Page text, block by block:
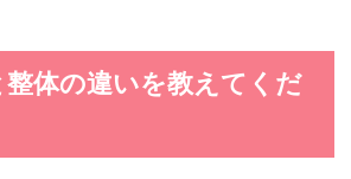
整体の違いを教えてくだ